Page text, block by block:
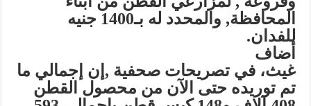
المحافظة, والمحدد له بـ1400 جنيه
للفدان.
أضاف
غيث، في تصريحات صحفية ,إن إجمالي ما
تم توريده حتى الآن من محصول القطن